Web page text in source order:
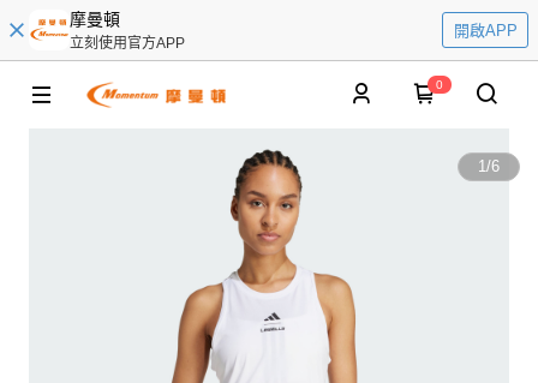
摩曼頓
立刻使用官方APP
開啟APP
0
1/6